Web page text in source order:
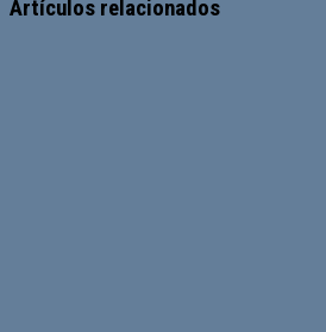
Artículos relacionados